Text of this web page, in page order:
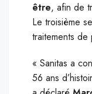
être, afin de
Le troisième
traitements
« Sanitas a
56 ans